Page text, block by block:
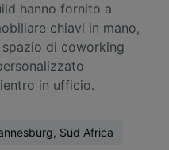
hanno fornito a
chiavi in mano,
di coworking
in ufficio.
Johannesburg, Sud Africa